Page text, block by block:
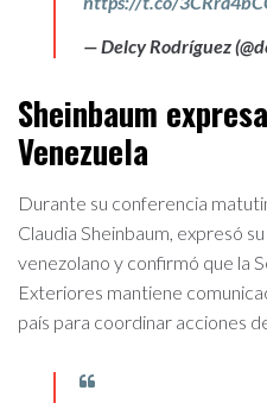
— Delcy Rodríguez
Sheinbaum
Venezuela
Durante su conferencia
Claudia Sheinbaum, expresó
venezolano y confirmó que la
Exteriores mantiene
país para coordinar acciones